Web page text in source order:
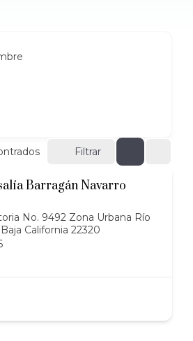
Filtrar
Barragán Navarro
No. 9492 Zona Urbana Río
California 22320